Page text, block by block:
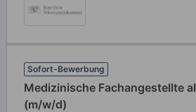
Sofort-Bewerbung
Medizinische Fachangestellte
(m/w/d)